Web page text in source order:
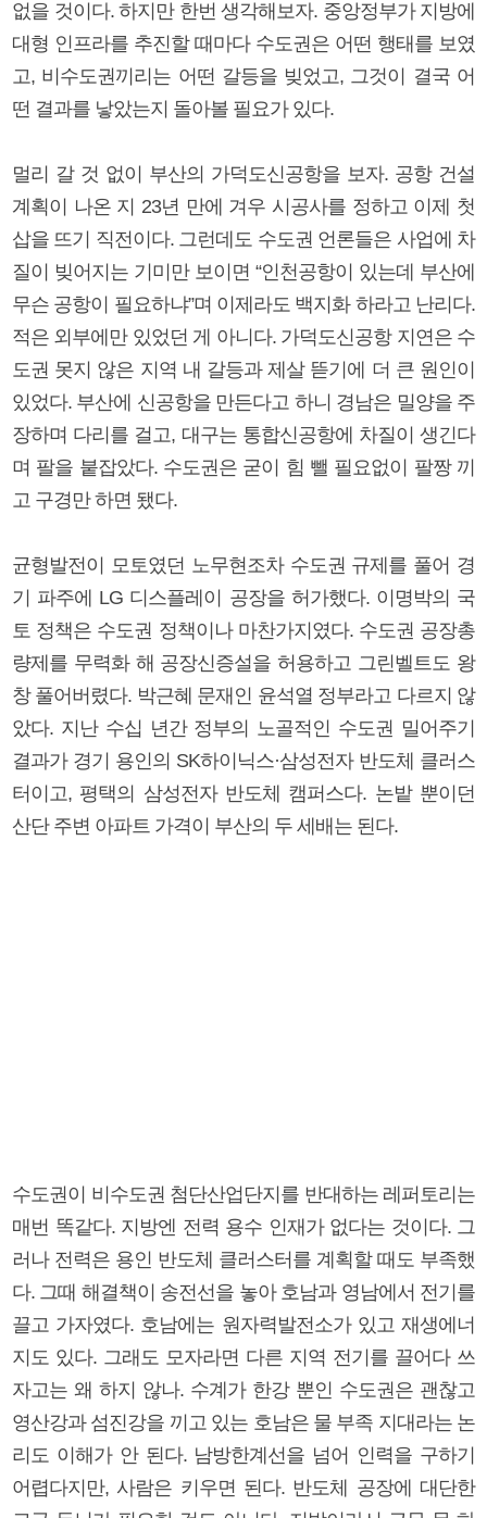
없을 것이다. 하지만 한번 생각해보자. 중앙정부가 지방에
대형 인프라를 추진할 때마다 수도권은 어떤 행태를 보였
고, 비수도권끼리는 어떤 갈등을 빚었고, 그것이 결국 어
떤 결과를 낳았는지 돌아볼 필요가 있다.
멀리 갈 것 없이 부산의 가덕도신공항을 보자. 공항 건설
계획이 나온 지 23년 만에 겨우 시공사를 정하고 이제 첫
삽을 뜨기 직전이다. 그런데도 수도권 언론들은 사업에 차
질이 빚어지는 기미만 보이면 “인천공항이 있는데 부산에
무슨 공항이 필요하냐”며 이제라도 백지화 하라고 난리다.
적은 외부에만 있었던 게 아니다. 가덕도신공항 지연은 수
도권 못지 않은 지역 내 갈등과 제살 뜯기에 더 큰 원인이
있었다. 부산에 신공항을 만든다고 하니 경남은 밀양을 주
장하며 다리를 걸고, 대구는 통합신공항에 차질이 생긴다
며 팔을 붙잡았다. 수도권은 굳이 힘 뺄 필요없이 팔짱 끼
고 구경만 하면 됐다.
균형발전이 모토였던 노무현조차 수도권 규제를 풀어 경
기 파주에 LG 디스플레이 공장을 허가했다. 이명박의 국
토 정책은 수도권 정책이나 마찬가지였다. 수도권 공장총
량제를 무력화 해 공장신증설을 허용하고 그린벨트도 왕
창 풀어버렸다. 박근혜 문재인 윤석열 정부라고 다르지 않
았다. 지난 수십 년간 정부의 노골적인 수도권 밀어주기
결과가 경기 용인의 SK하이닉스·삼성전자 반도체 클러스
터이고, 평택의 삼성전자 반도체 캠퍼스다. 논밭 뿐이던
산단 주변 아파트 가격이 부산의 두 세배는 된다.
수도권이 비수도권 첨단산업단지를 반대하는 레퍼토리는
매번 똑같다. 지방엔 전력 용수 인재가 없다는 것이다. 그
러나 전력은 용인 반도체 클러스터를 계획할 때도 부족했
다. 그때 해결책이 송전선을 놓아 호남과 영남에서 전기를
끌고 가자였다. 호남에는 원자력발전소가 있고 재생에너
지도 있다. 그래도 모자라면 다른 지역 전기를 끌어다 쓰
자고는 왜 하지 않나. 수계가 한강 뿐인 수도권은 괜찮고
영산강과 섬진강을 끼고 있는 호남은 물 부족 지대라는 논
리도 이해가 안 된다. 남방한계선을 넘어 인력을 구하기
어렵다지만, 사람은 키우면 된다. 반도체 공장에 대단한